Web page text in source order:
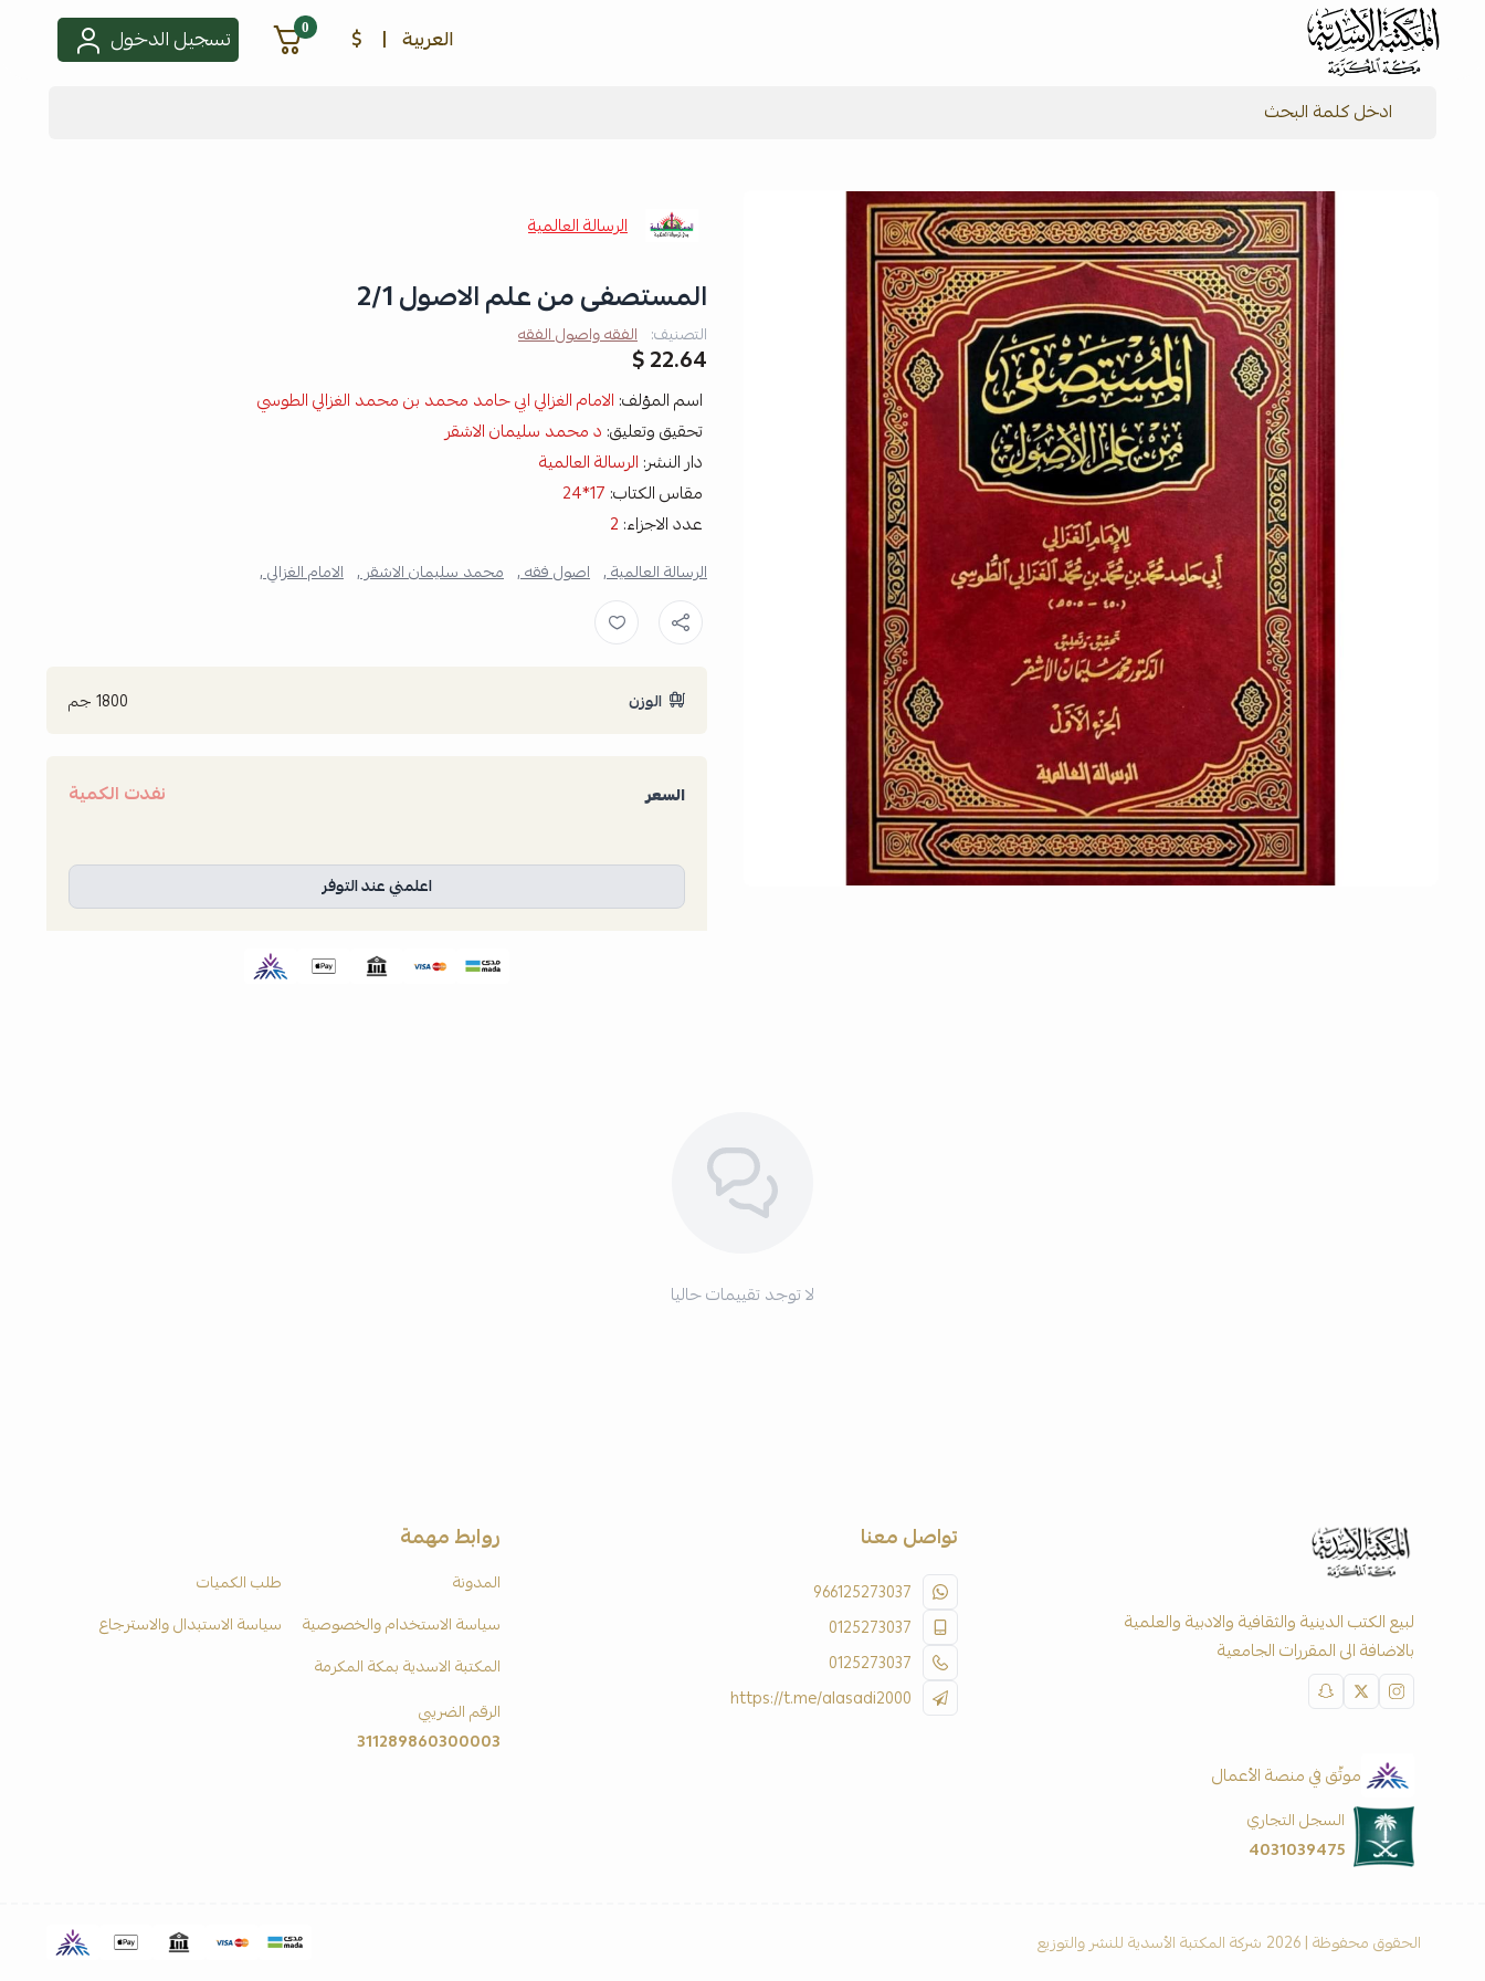
شركة المكتبة الأسدية للنشر والتوزيع العربية |
$
0 تسجيل الدخول
الرسالة العالمية
المستصفى من علم الاصول 2/1
التصنيف: الفقه واصول الفقه
22.64 $
اسم المؤلف: الامام الغزالي ابي حامد محمد بن محمد الغزالي الطوسي
تحقيق وتعليق: د محمد سليمان الاشقر
دار النشر: الرسالة العالمية
مقاس الكتاب: 17*24
عدد الاجزاء: 2
الرسالة العالمية , اصول فقه , محمد سليمان الاشقر , الامام الغزالي ,
الوزن 1800 جم
السعر نفدت الكمية
اعلمني عند التوفر
لا توجد تقييمات حاليا
لبيع الكتب الدينية والثقافية والادبية والعلمية
بالاضافة الى المقررات الجامعية
موثّق في منصة الأعمال
السجل التجاري
4031039475
تواصل معنا
966125273037
0125273037
0125273037
https://t.me/alasadi2000
روابط مهمة
المدونة
طلب الكميات
سياسة الاستخدام والخصوصية
سياسة الاستبدال والاسترجاع
المكتبة الاسدية بمكة المكرمة
الرقم الضريبي
311289860300003
الحقوق محفوظة | 2026 شركة المكتبة الأسدية للنشر والتوزيع